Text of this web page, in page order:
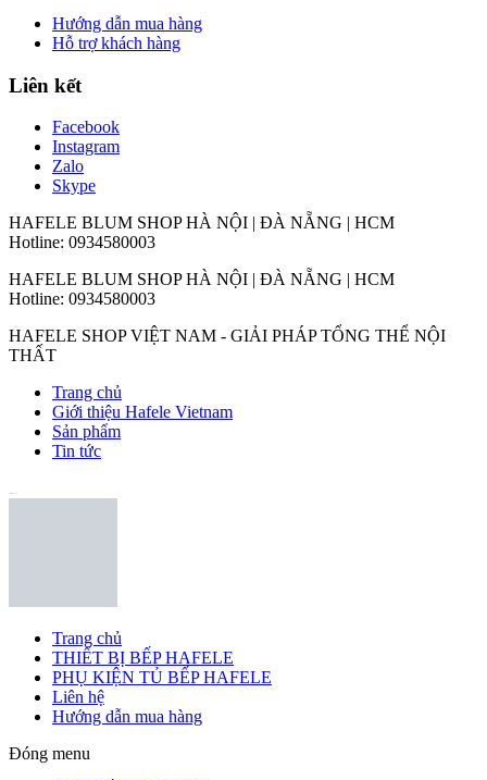
Hướng dẫn mua hàng
Hỗ trợ khách hàng
Liên kết
Facebook
Instagram
Zalo
Skype
HAFELE BLUM SHOP HÀ NỘI | ĐÀ NẴNG | HCM
Hotline: 0934580003
HAFELE BLUM SHOP HÀ NỘI | ĐÀ NẴNG | HCM
Hotline: 0934580003
HAFELE SHOP VIỆT NAM - GIẢI PHÁP TỔNG THỂ NỘI
THẤT
Trang chủ
Giới thiệu Hafele Vietnam
Sản phẩm
Tin tức
Trang chủ
THIẾT BỊ BẾP HAFELE
PHỤ KIỆN TỦ BẾP HAFELE
Liên hệ
Hướng dẫn mua hàng
Đóng menu